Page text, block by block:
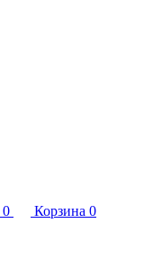
0 Корзина 0